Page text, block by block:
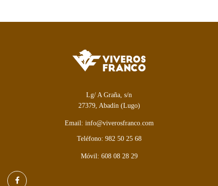
Lg/ A Graña, s/n
27379, Abadín (Lugo)
Email: info@viverosfranco.com
Teléfono: 982 50 25 68
Móvil: 608 08 28 29